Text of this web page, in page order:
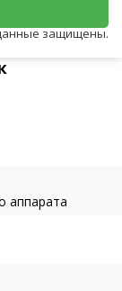
аппарата
защищены.